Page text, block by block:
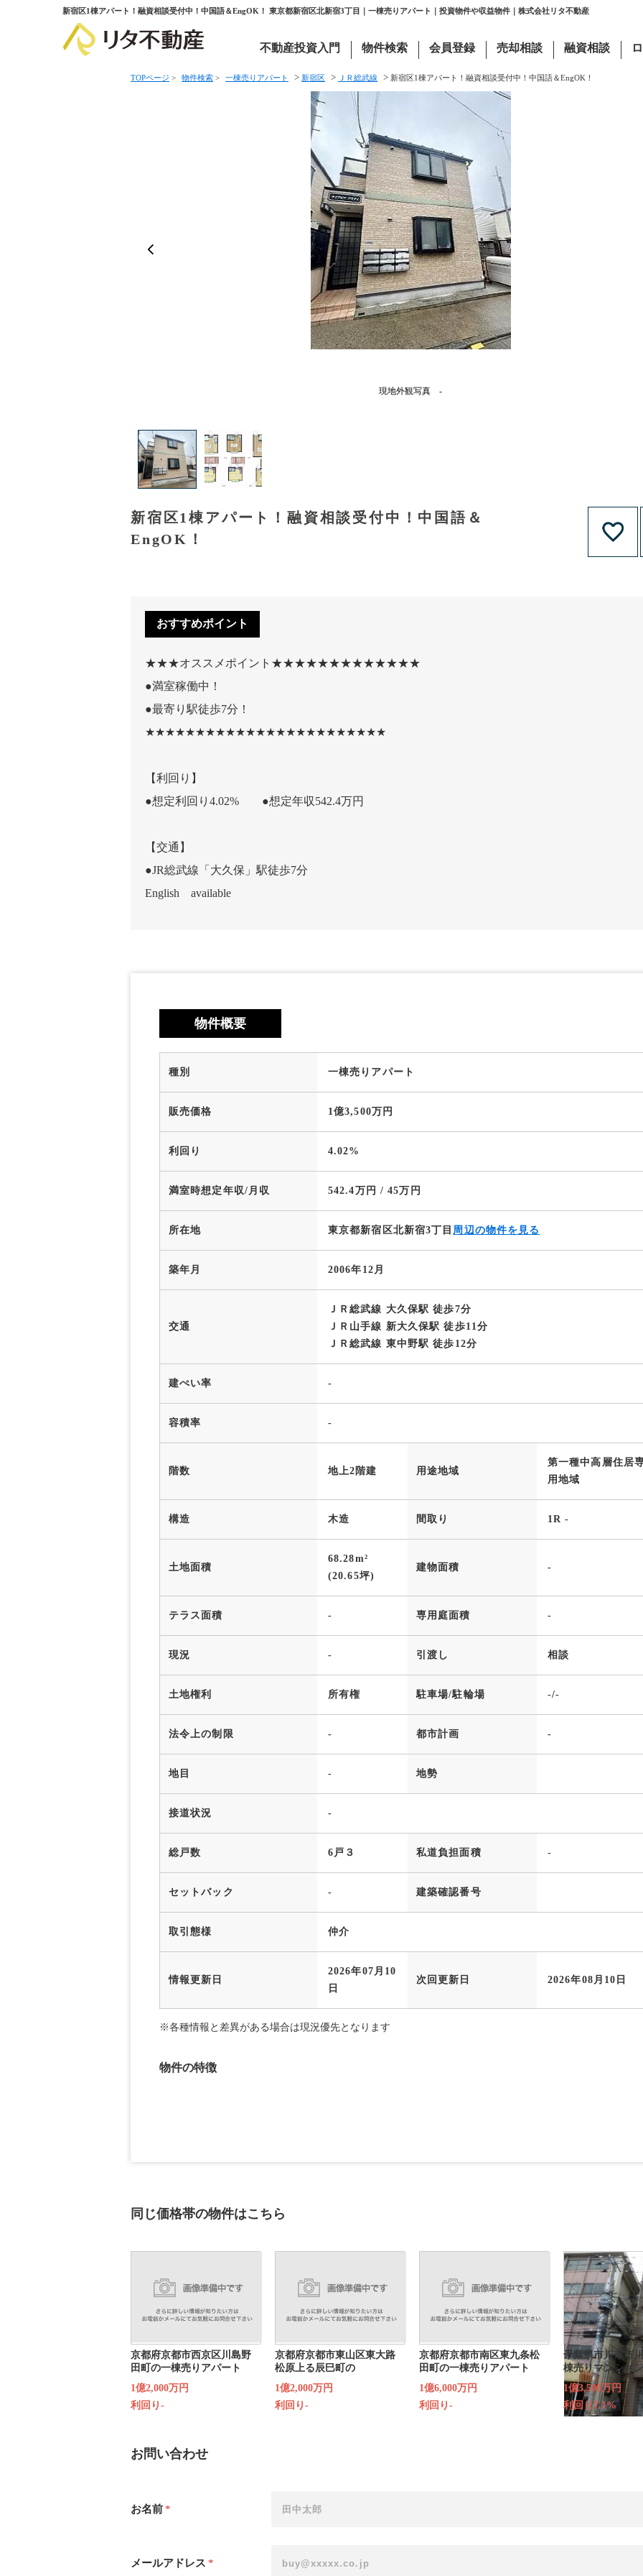
新宿区1棟アパート！融資相談受付中！中国語＆EngOK！ 東京都新宿区北新宿3丁目｜一棟売りアパート｜投資物件や収益物件｜株式会社リタ不動産
不動産投資入門 物件検索 会員登録 売却相談 融資相談
TOPページ > 物件検索 > 一棟売りアパート > 新宿区 > ＪＲ総武線 > 新宿区1棟アパート！融資相談受付中！中国語＆EngOK！
現地外観写真 -
新宿区1棟アパート！融資相談受付中！中国語＆
EngOK！
おすすめポイント
★★★オススメポイント★★★★★★★★★★★★★
●満室稼働中！
●最寄り駅徒歩7分！
★★★★★★★★★★★★★★★★★★★★★★★★
【利回り】
●想定利回り4.02% ●想定年収542.4万円
【交通】
●JR総武線「大久保」駅徒歩7分
English available
物件概要
種別 一棟売りアパート
販売価格 1億3,500万円
利回り 4.02%
満室時想定年収/月収 542.4万円 / 45万円
所在地 東京都新宿区北新宿3丁目 周辺の物件を見る
築年月 2006年12月
交通
ＪＲ総武線 大久保駅 徒歩7分
ＪＲ山手線 新大久保駅 徒歩11分
ＪＲ総武線 東中野駅 徒歩12分
建ぺい率 -
容積率 -
階数 地上2階建 用途地域
第一種中高層住居
用地域
構造 木造 間取り 1R -
土地面積
68.28m²
(20.65坪)
建物面積 -
テラス面積 - 専用庭面積 -
現況 - 引渡し 相談
土地権利 所有権 駐車場/駐輪場 -/-
法令上の制限 - 都市計画 -
地目 - 地勢
接道状況 -
総戸数 6戸３ 私道負担面積 -
セットバック - 建築確認番号
取引態様 仲介
情報更新日
2026年07月10
日
次回更新日 2026年08月10日
※各種情報と差異がある場合は現況優先となります
物件の特徴
同じ価格帯の物件はこちら
京都府京都市西京区川島野
田町の一棟売りアパート
1億2,000万円
利回り-
京都府京都市東山区東大路
松原上る辰巳町の
1億2,000万円
利回り-
京都府京都市南区東九条松
田町の一棟売りアパート
1億6,000万円
利回り-
千葉県市川市市
棟売りマンション
1億3,500万円
利回り7.1%
お問い合わせ
お名前*
メールアドレス *